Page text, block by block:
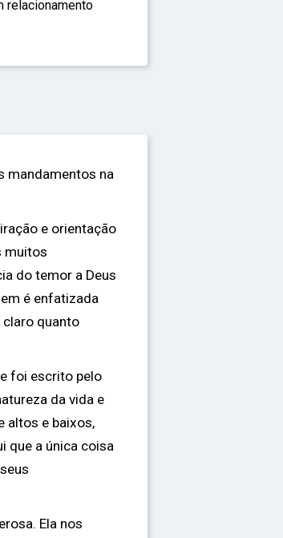
relacionamento
mandamentos na
e orientação
muitos
do temor a Deus
é enfatizada
claro quanto
foi escrito pelo
da vida e
altos e baixos,
que a única coisa
Ela nos